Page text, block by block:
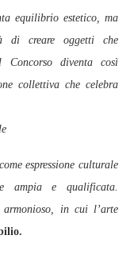
equilibrio estetico, ma
di creare oggetti che
diventa così
collettiva che celebra
espressione culturale
ampia e qualificata.
armonioso, in cui l’arte